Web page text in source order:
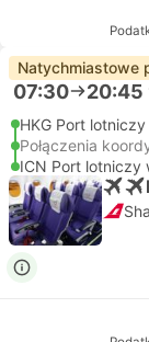
Natychmiastowe
07:30 20:45
HKG Port
Połączenia
ICN Port lotniczy